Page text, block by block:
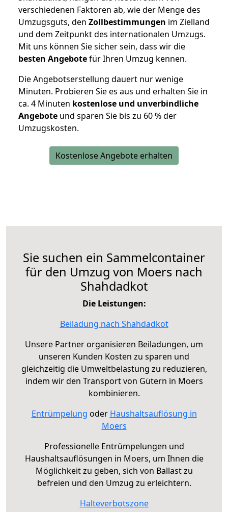
verschiedenen Faktoren ab, wie der Menge des
Umzugsguts, den Zollbestimmungen im Zielland
und dem Zeitpunkt des internationalen Umzugs.
Mit uns können Sie sicher sein, dass wir die
besten Angebotefür Ihren Umzug kennen.
Die Angebotserstellung dauert nur wenige
Minuten. Probieren Sie es aus und erhalten Sie in
ca. 4 Minuten kostenlose und unverbindliche
Angebote und sparen Sie bis zu 60 % der
Umzugskosten.
Kostenlose Angebote erhalten
Sie suchen ein Sammelcontainer
für den Umzug von Moers nach
Shahdadkot
Die Leistungen:
Beiladung nach Shahdadkot
Unsere Partner organisieren Beiladungen, um
unseren Kunden Kosten zu sparen und
gleichzeitig die Umweltbelastung zu reduzieren,
indem wir den Transport von Gütern in Moers
kombinieren.
Entrümpelung oder Haushaltsauflösung in
Moers
Professionelle Entrümpelungen und
Haushaltsauflösungen in Moers, um Ihnen die
Möglichkeit zu geben, sich von Ballast zu
befreien und den Umzug zu erleichtern.
Halteverbotszone